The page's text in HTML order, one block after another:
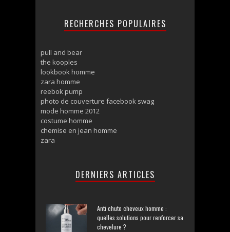
RECHERCHES POPULAIRES
pull and bear
the kooples
lookbook homme
zara homme
reebok pump
photo de couverture facebook swag
mode homme 2012
costume homme
chemise en jean homme
zara
DERNIERS ARTICLES
Anti chute cheveux homme :
quelles solutions pour renforcer sa
chevelure ?